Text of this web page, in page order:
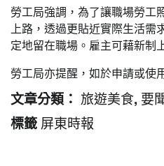
勞工局強調，為了讓職場勞工
上路，透過更貼近實際生活需
定地留在職場。雇主可藉新制
勞工局亦提醒，如於申請或使
文章分類： 旅遊美食, 要
標籤 屏東時報